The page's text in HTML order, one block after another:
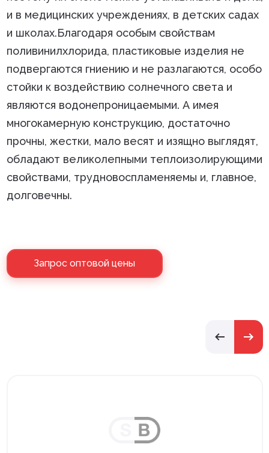
и в медицинских учреждениях, в детских садах
и школах.Благодаря особым свойствам
поливинилхлорида, пластиковые изделия не
подвергаются гниению и не разлагаются, особо
стойки к воздействию солнечного света и
являются водонепроницаемыми. А имея
многокамерную конструкцию, достаточно
прочны, жестки, мало весят и изящно выглядят,
обладают великолепными теплоизолирующими
свойствами, трудновоспламеняемы и, главное,
долговечны.
Запрос оптовой цены